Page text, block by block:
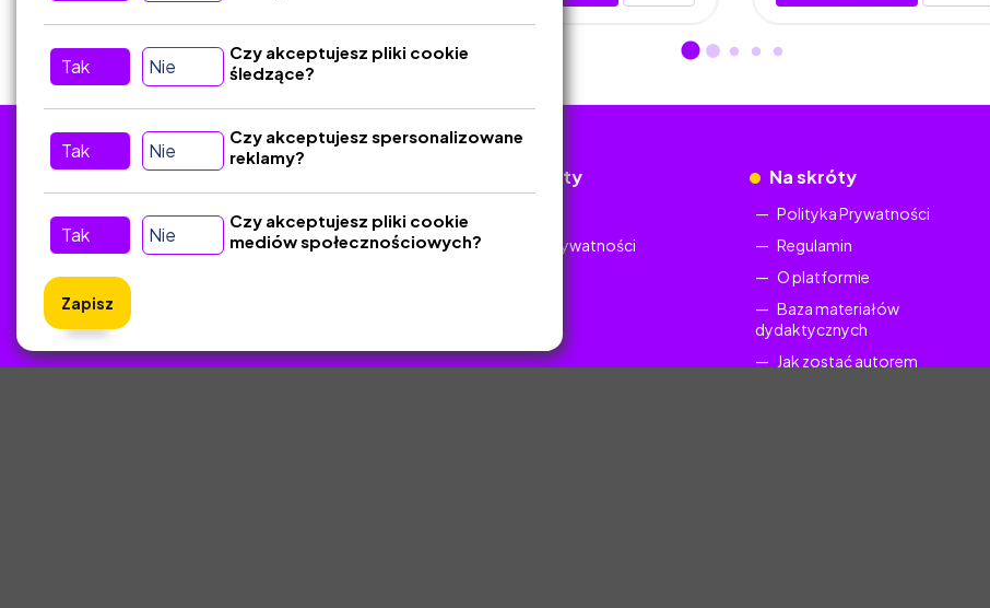
Tu nas znajdziesz
Kontakt
Śledź nas w Social Media
Dokumenty
Polityka Prywatności
Na skróty
Polityka Prywatności
Regulamin
O platformie
Baza materiałów
dydaktycznych
Jak zostać autorem
Tak Nie
Czy akceptujesz pliki cookie
śledzące?
Tak Nie
Czy akceptujesz spersonalizowane
reklamy?
Tak Nie
Czy akceptujesz pliki cookie
mediów społecznościowych?
Zapisz